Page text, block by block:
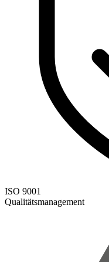
ISO 9001
Qualitätsmanagement